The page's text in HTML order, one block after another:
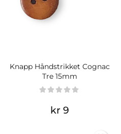
Knapp Håndstrikket Cognac
Tre 15mm
kr 9